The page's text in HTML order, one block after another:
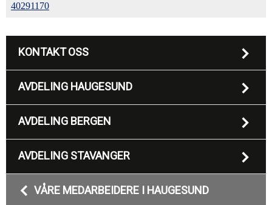
40291170
KONTAKT OSS
AVDELING HAUGESUND
AVDELING BERGEN
AVDELING STAVANGER
VÅRE MEDARBEIDERE I HAUGESUND